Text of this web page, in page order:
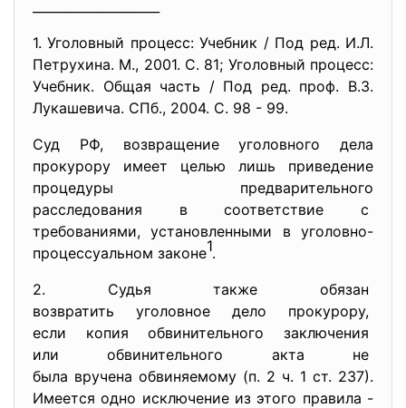
1. Уголовный процесс: Учебник / Под ред. И.Л.
Петрухина. М., 2001. С. 81; Уголовный процесс:
Учебник. Общая часть / Под ред. проф. В.З.
Лукашевича. СПб., 2004. С. 98 - 99.
Суд РФ, возвращение уголовного дела
прокурору имеет целью лишь приведение
процедуры предварительного
расследования в соответствие с
требованиями, установленными в уголовно-
процессуальном законе1.
2. Судья также обязан
возвратить уголовное дело прокурору,
если копия обвинительного заключения
или обвинительного акта не
была вручена обвиняемому (п. 2 ч. 1 ст. 237).
Имеется одно исключение из этого правила -